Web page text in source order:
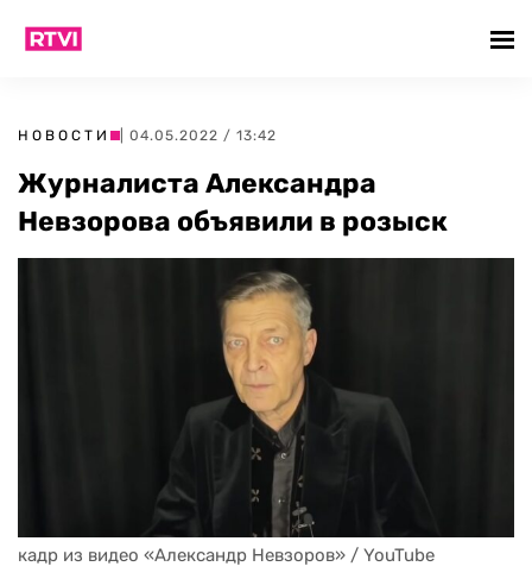
НОВОСТИ | 04.05.2022 / 13:42
Журналиста Александра
Невзорова объявили в розыск
кадр из видео «Александр Невзоров» / YouTube